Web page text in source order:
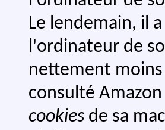
Le lendemain, il
l'ordinateur de
nettement
consulté
cookies de sa